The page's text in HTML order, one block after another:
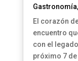
Gastronomía,
El corazón
encuentro
con el
próximo 7